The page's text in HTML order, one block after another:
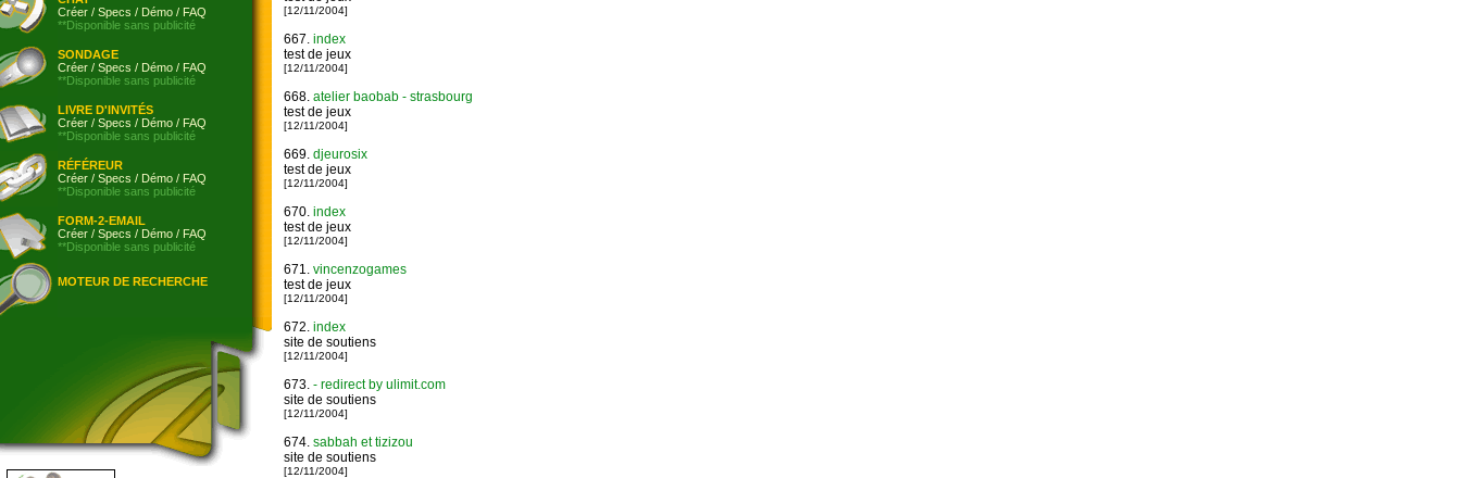
Créer / Specs / Démo / FAQ
**Disponible sans publicité
SONDAGE
Créer / Specs / Démo / FAQ
**Disponible sans publicité
LIVRE D'INVITÉS
Créer / Specs / Démo / FAQ
**Disponible sans publicité
RÉFÉREUR
Créer / Specs / Démo / FAQ
**Disponible sans publicité
FORM-2-EMAIL
Créer / Specs / Démo / FAQ
**Disponible sans publicité
MOTEUR DE RECHERCHE
[12/11/2004]
667. index
test de jeux
[12/11/2004]
668. atelier baobab - strasbourg
test de jeux
[12/11/2004]
669. djeurosix
test de jeux
[12/11/2004]
670. index
test de jeux
[12/11/2004]
671. vincenzogames
test de jeux
[12/11/2004]
672. index
site de soutiens
[12/11/2004]
673. - redirect by ulimit.com
site de soutiens
[12/11/2004]
674. sabbah et tizizou
site de soutiens
[12/11/2004]